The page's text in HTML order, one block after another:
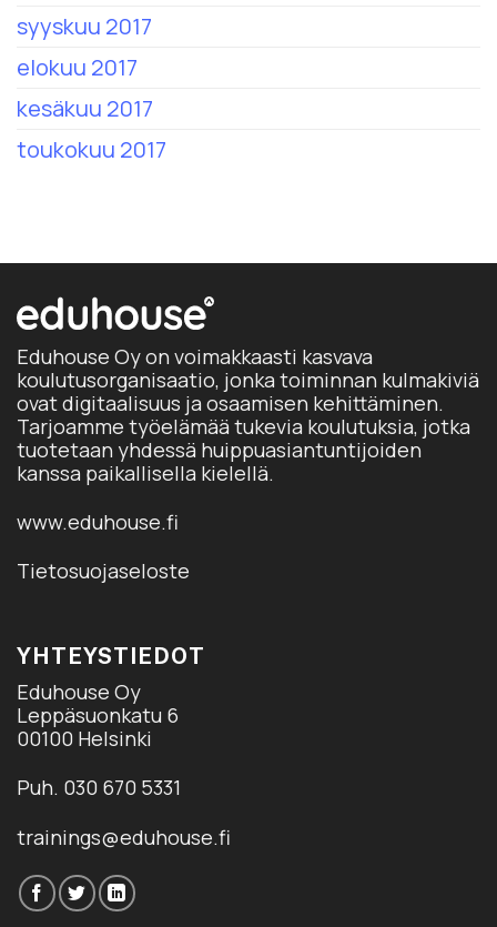
syyskuu 2017
elokuu 2017
kesäkuu 2017
toukokuu 2017
Eduhouse Oy on voimakkaasti kasvava
koulutusorganisaatio, jonka toiminnan kulmakiviä
ovat digitaalisuus ja osaamisen kehittäminen.
Tarjoamme työelämää tukevia koulutuksia, jotka
tuotetaan yhdessä huippuasiantuntijoiden
kanssa paikallisella kielellä.
www.eduhouse.fi
Tietosuojaseloste
YHTEYSTIEDOT
Eduhouse Oy
Leppäsuonkatu 6
00100 Helsinki
Puh. 030 670 5331
trainings@eduhouse.fi